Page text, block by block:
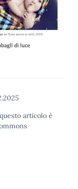
articolo è